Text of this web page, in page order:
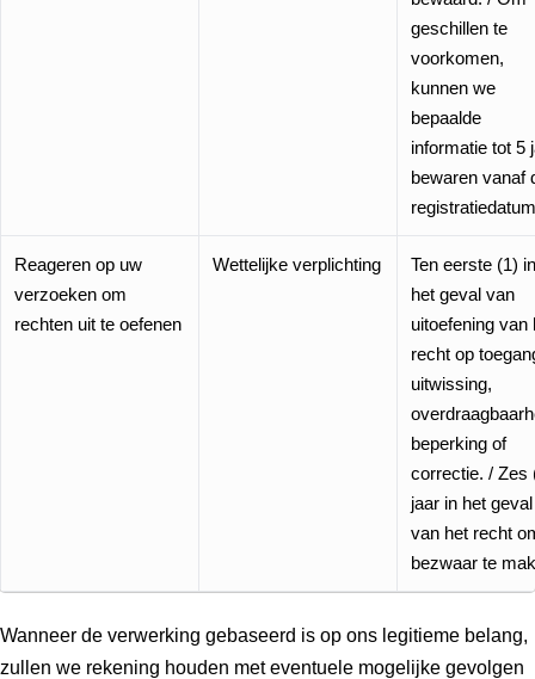
geschillen te
voorkomen,
kunnen we
bepaalde
informatie tot 5
bewaren vanaf
Reageren op uw
verzoeken om
rechten uit te oefenen
Wettelijke verplichting
Ten eerste (1)
het geval van
uitoefening van
recht op
uitwissing,
beperking of
correctie. / Zes
jaar in het geval
van het recht
bezwaar te
Wanneer de verwerking gebaseerd is op ons legitieme belang,
zullen we rekening houden met eventuele mogelijke gevolgen